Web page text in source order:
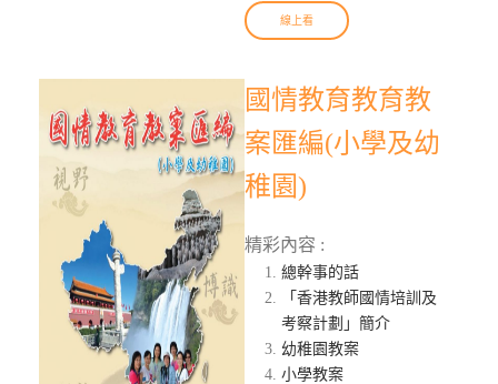
線上看
國情教育教育教
案匯編(小學及幼
稚園)
精彩內容 :
總幹事的話
「香港教師國情培訓及
考察計劃」簡介
幼稚園教案
小學教案